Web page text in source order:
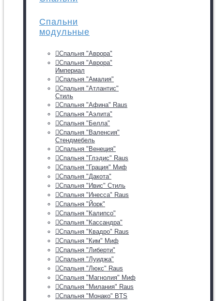
Спальни
модульные
Спальня "Аврора"
Спальня "Аврора"
Империал
Спальня "Амалия"
Спальня "Атлантис"
Стиль
Спальня "Афина" Raus
Спальня "Аэлита"
Спальня "Белла"
Спальня "Валенсия"
Стендмебель
Спальня "Венеция"
Спальня "Глэдис" Raus
Спальня "Грация" Миф
Спальня "Дакота"
Спальня "Ивис" Стиль
Спальня "Инесса" Raus
Спальня "Йорк"
Спальня "Калипсо"
Спальня "Кассандра"
Спальня "Квадро" Raus
Спальня "Ким" Миф
Спальня "Либерти"
Спальня "Луиджа"
Спальня "Люкс" Raus
Спальня "Магнолия" Миф
Спальня "Милания" Raus
Спальня "Монако" BTS